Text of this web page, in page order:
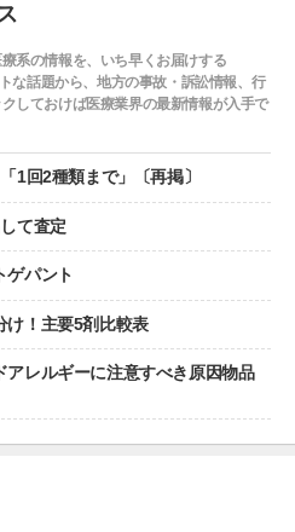
系の情報を、いち早くお届けする
な話題から、地方の事故・訴訟情報、行
しておけば医療業界の最新情報が入手で
1回2種類まで」〔再掲〕
て査定
ゲパント
け！主要5剤比較表
アレルギーに注意すべき原因物品